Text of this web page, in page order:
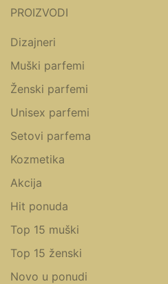
PROIZVODI
Dizajneri
Muški parfemi
Ženski parfemi
Unisex parfemi
Setovi parfema
Kozmetika
Akcija
Hit ponuda
Top 15 muški
Top 15 ženski
Novo u ponudi